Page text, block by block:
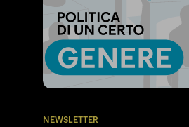
NEWSLETTER